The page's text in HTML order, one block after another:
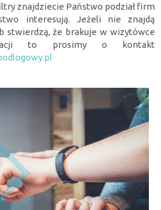
znajdziecie Państwo podział firm
interesują. Jeżeli nie znajdą
stwierdzą, że brakuje w wizytówce
to prosimy o kontakt